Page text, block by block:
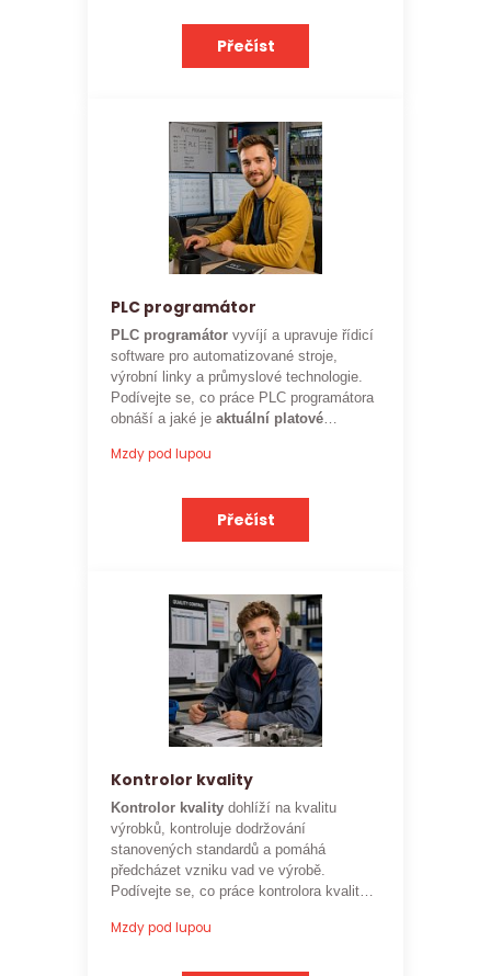
Přečíst
PLC programátor
PLC programátorvyvíjí a upravuje řídicí
software pro automatizované stroje,
výrobní linky a průmyslové technologie.
Podívejte se, co práce PLC programátora
obnáší a jaké jeaktuální platové
Mzdy pod lupou
Přečíst
Kontrolor kvality
Kontrolor kvalitydohlíží na kvalitu
výrobků, kontroluje dodržování
stanovených standardů a pomáhá
předcházet vzniku vad ve výrobě.
Podívejte se, co práce kontrolora kvality
ohodnocení této profese
Mzdy pod lupou